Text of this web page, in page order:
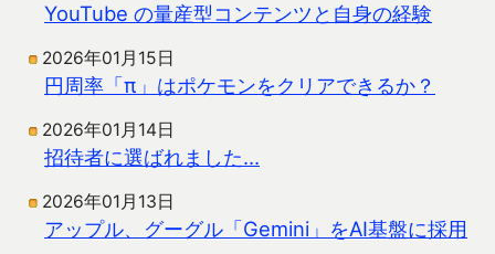
YouTube の量産型コンテンツと自身の経験
2026年01月15日
円周率「π」はポケモンをクリアできるか？
2026年01月14日
招待者に選ばれました…
2026年01月13日
アップル、グーグル「Gemini」をAI基盤に採用